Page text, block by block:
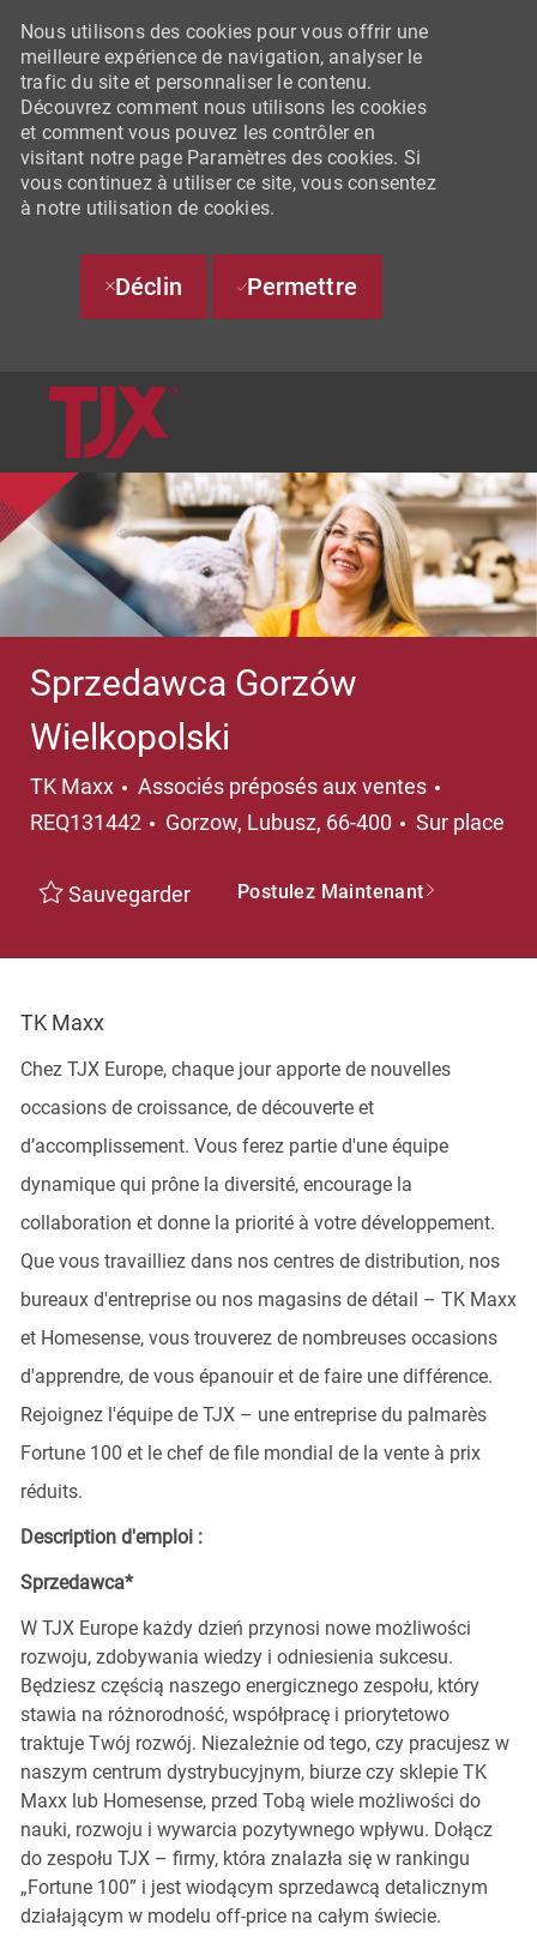
SKIP TO MAIN CONTENT
Nous utilisons des cookies pour vous offrir une
meilleure expérience de navigation, analyser le
trafic du site et personnaliser le contenu.
Découvrez comment nous utilisons les cookies
et comment vous pouvez les contrôler en
visitant notre page Paramètres des cookies. Si
vous continuez à utiliser ce site, vous consentez
à notre utilisation de cookies.
Déclin Permettre
Sprzedawca Gorzów
Wielkopolski
TK Maxx Catégorie
Associés préposés aux ventes
REQ131442
Emplacement
Gorzow, Lubusz, 66-400 Sur place
Sauvegarder Postulez Maintenant
TK Maxx
Chez TJX Europe, chaque jour apporte de nouvelles
occasions de croissance, de découverte et
d’accomplissement. Vous ferez partie d'une équipe
dynamique qui prône la diversité, encourage la
collaboration et donne la priorité à votre développement.
Que vous travailliez dans nos centres de distribution, nos
bureaux d'entreprise ou nos magasins de détail – TK Maxx
et Homesense, vous trouverez de nombreuses occasions
d'apprendre, de vous épanouir et de faire une différence.
Rejoignez l'équipe de TJX – une entreprise du palmarès
Fortune 100 et le chef de file mondial de la vente à prix
réduits.
Description d'emploi :
Sprzedawca*
W TJX Europe każdy dzień przynosi nowe możliwości
rozwoju, zdobywania wiedzy i odniesienia sukcesu.
Będziesz częścią naszego energicznego zespołu, który
stawia na różnorodność, współpracę i priorytetowo
traktuje Twój rozwój. Niezależnie od tego, czy pracujesz w
naszym centrum dystrybucyjnym, biurze czy sklepie TK
Maxx lub Homesense, przed Tobą wiele możliwości do
nauki, rozwoju i wywarcia pozytywnego wpływu. Dołącz
do zespołu TJX – firmy, która znalazła się w rankingu
„Fortune 100” i jest wiodącym sprzedawcą detalicznym
działającym w modelu off-price na całym świecie.